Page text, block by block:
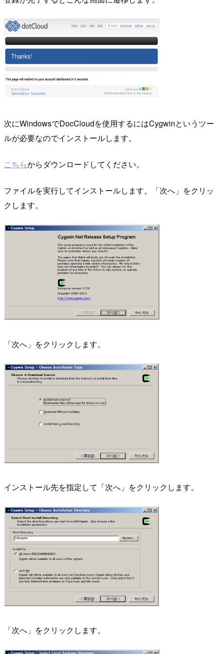
次にWindowsでDocCloudを使用するにはCygwinというツー
ルが必要なのでインストールします。
こちらからダウンロードしてください。
ファイルを実行してインストールします。「次へ」をクリッ
クします。
「次へ」をクリックします。
インストール先を指定して「次へ」をクリックします。
「次へ」をクリックします。